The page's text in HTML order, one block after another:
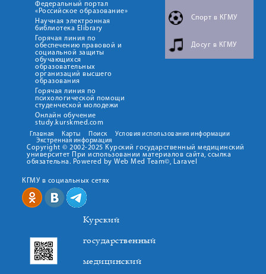
Федеральный портал
«Российское образование»
Научная электронная
библиотека Elibrary
Горячая линия по
обеспечению правовой и
социальной защиты
обучающихся
образовательных
организаций высшего
образования
Горячая линия по
психологической помощи
студенческой молодежи
Онлайн обучение
study.kurskmed.com
Спорт в КГМУ
Досуг в КГМУ
Главная Карты Поиск
Условия использования информации
Экстренная информация
Copyright © 2002-2025 Курский государственный медицинский
университет При использовании материалов сайта, ссылка
обязательна. Powered by Web Med Team©, Laravel
КГМУ в социальных сетях
Курский
государственный
медицинский